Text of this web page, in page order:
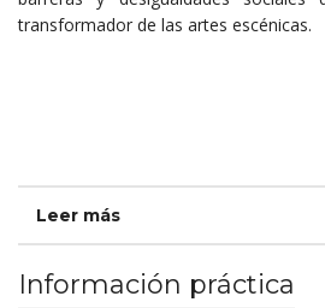
transformador de las artes escénicas.
Leer más
Información práctica